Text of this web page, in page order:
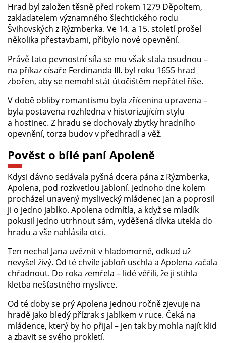
Hrad byl založen těsně před rokem 1279 Děpoltem,
zakladatelem významného šlechtického rodu
Švihovských z Rýzmberka. Ve 14. a 15. století prošel
několika přestavbami, přibylo nové opevnění.
Právě tato pevnostní síla se mu však stala osudnou –
na příkaz císaře Ferdinanda III. byl roku 1655 hrad
zbořen, aby se nemohl stát útočištěm nepřátel říše.
V době obliby romantismu byla zřícenina upravena –
byla postavena rozhledna v historizujícím stylu
a hostinec. Z hradu se dochovaly zbytky hradního
opevnění, torza budov v předhradí a věž.
Pověst o bílé paní Apoleně
Kdysi dávno sedávala pyšná dcera pána z Rýzmberka,
Apolena, pod rozkvetlou jabloní. Jednoho dne kolem
procházel unavený myslivecký mládenec Jan a poprosil
ji o jedno jablko. Apolena odmítla, a když se mladík
pokusil jedno utrhnout sám, vyděšená dívka utekla do
hradu a vše nahlásila otci.
Ten nechal Jana uvěznit v hladomorně, odkud už
nevyšel živý. Od té chvíle jabloň uschla a Apolena začala
chřadnout. Do roka zemřela – lidé věřili, že ji stihla
kletba nešťastného myslivce.
Od té doby se prý Apolena jednou ročně zjevuje na
hradě jako bledý přízrak s jablkem v ruce. Čeká na
mládence, který by ho přijal – jen tak by mohla najít klid
a zbavit se svého prokletí.